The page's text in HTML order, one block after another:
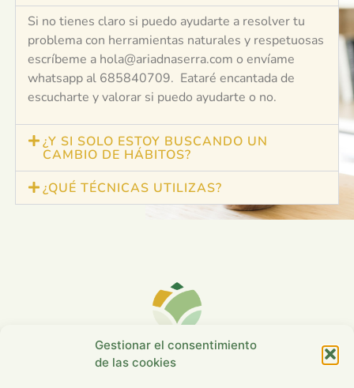
Gestionar el consentimiento
de las cookies
Si no tienes claro si puedo ayudarte a resolver tu
problema con herramientas naturales y respetuosas
escríbeme a hola@ariadnaserra.com o envíame
whatsapp al 685840709. Eataré encantada de
escucharte y valorar si puedo ayudarte o no.
¿Y SI SOLO ESTOY BUSCANDO UN
CAMBIO DE HÁBITOS?
¿QUÉ TÉCNICAS UTILIZAS?
Ha llegado el